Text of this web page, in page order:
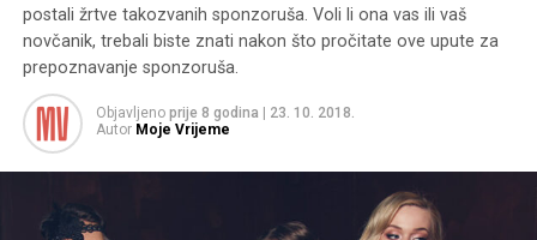
postali žrtve takozvanih sponzoruša. Voli li ona vas ili vaš
novčanik, trebali biste znati nakon što pročitate ove upute za
prepoznavanje sponzoruša.
Objavljeno prije 8 godina
23. 10. 2018.
Autor Moje Vrijeme